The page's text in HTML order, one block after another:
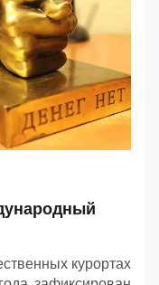
курортах